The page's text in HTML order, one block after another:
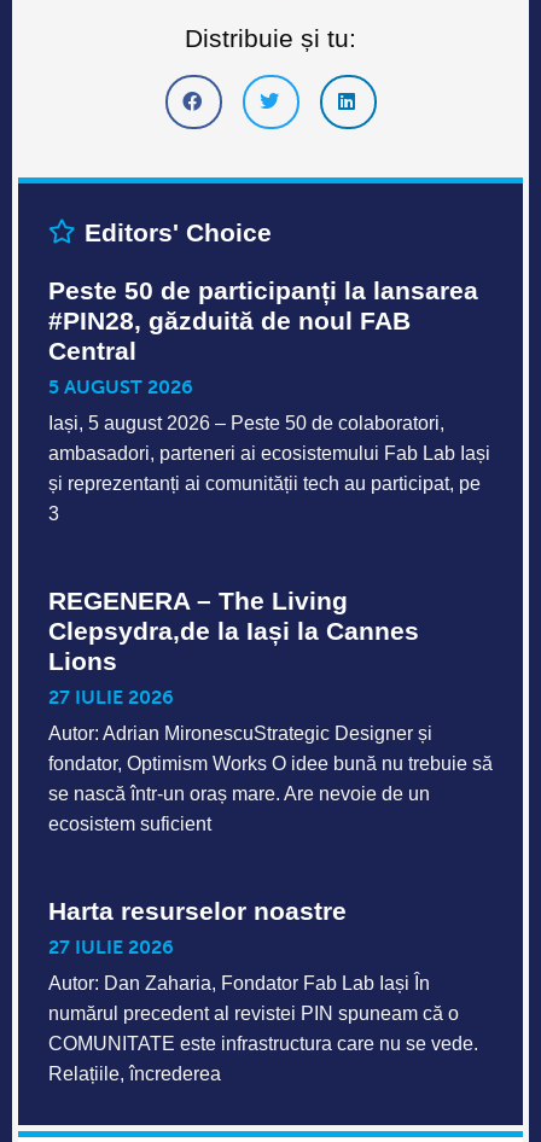
Distribuie și tu:
Editors' Choice
Peste 50 de participanți la lansarea
#PIN28, găzduită de noul FAB
Central
5 AUGUST 2026
Iași, 5 august 2026 – Peste 50 de colaboratori,
ambasadori, parteneri ai ecosistemului Fab Lab Iași
și reprezentanți ai comunității tech au participat, pe
3
REGENERA – The Living
Clepsydra,de la Iași la Cannes
Lions
27 IULIE 2026
Autor: Adrian MironescuStrategic Designer și
fondator, Optimism Works O idee bună nu trebuie să
se nască într-un oraș mare. Are nevoie de un
ecosistem suficient
Harta resurselor noastre
27 IULIE 2026
Autor: Dan Zaharia, Fondator Fab Lab Iași În
numărul precedent al revistei PIN spuneam că o
COMUNITATE este infrastructura care nu se vede.
Relațiile, încrederea